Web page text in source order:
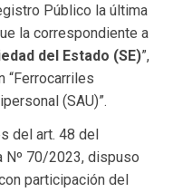
Público la última
la correspondiente a
del Estado (SE)”,
“Ferrocarriles
(SAU)”.
del art. 48 del
Nº 70/2023, dispuso
participación del